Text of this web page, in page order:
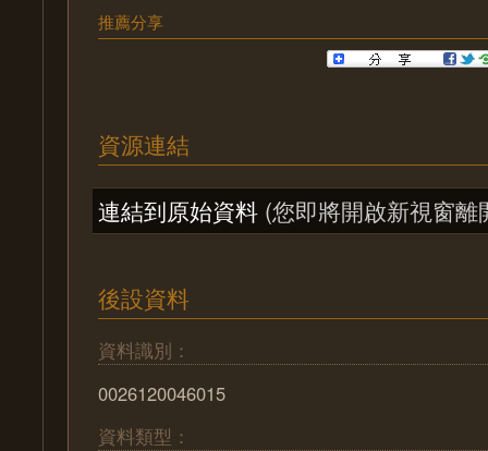
推薦分享
資源連結
連結到原始資料 (您即將開啟新視窗離
後設資料
資料識別：
0026120046015
資料類型：